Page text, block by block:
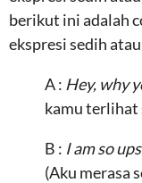
berikut ini adalah
ekspresi sedih atau
A : Hey, why
kamu terlihat
B : I am so
(Aku merasa